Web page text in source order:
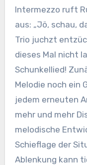
Intermezzo ruft
aus: „Jö, schau,
Trio juchzt
dieses Mal nicht
Schunkellied!
Melodie noch ein
jedem erneuten
mehr und mehr
melodische
Schieflage der
Ablenkung kann